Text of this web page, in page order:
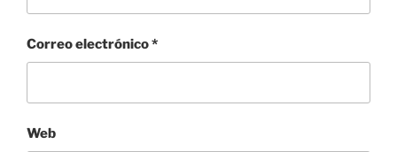
Correo electrónico*
Web